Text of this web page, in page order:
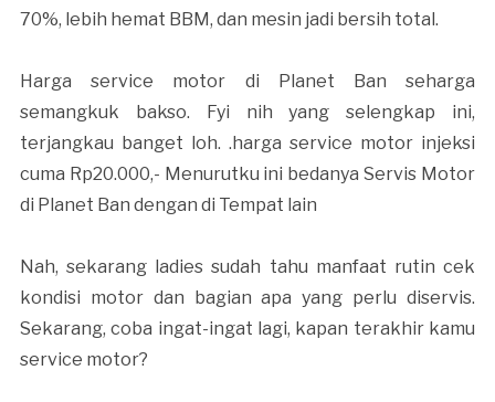
70%, lebih hemat BBM, dan mesin jadi bersih total.
Harga service motor di Planet Ban seharga
semangkuk bakso. Fyi nih yang selengkap ini,
terjangkau banget loh. .harga service motor injeksi
cuma Rp20.000,- Menurutku ini bedanya Servis Motor
di Planet Ban dengan di Tempat lain
Nah, sekarang ladies sudah tahu manfaat rutin cek
kondisi motor dan bagian apa yang perlu diservis.
Sekarang, coba ingat-ingat lagi, kapan terakhir kamu
service motor?